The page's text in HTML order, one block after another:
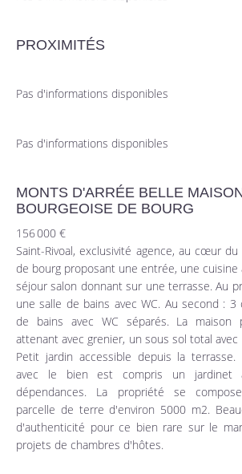
PROXIMITÉS
Pas d'informations disponibles
Pas d'informations disponibles
MONTS D'ARRÉE BELLE
BOURGEOISE DE BOURG
156 000 €
Saint-Rivoal, exclusivité agence, au cœur du
de bourg proposant une entrée, une cuisine
séjour salon donnant sur une terrasse. Au
une salle de bains avec WC. Au second : 3
de bains avec WC séparés. La maison
attenant avec grenier, un sous sol total
Petit jardin accessible depuis la terrasse.
avec le bien est compris un jardinet
dépendances. La propriété se
parcelle de terre d'environ 5000 m2.
d'authenticité pour ce bien rare sur le
projets de chambres d'hôtes.